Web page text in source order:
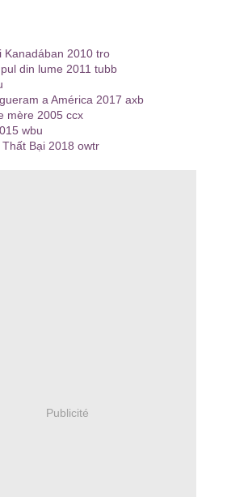
Kanadában 2010 tro
din lume 2011 tubb
a América 2017 axb
mère 2005 ccx
wbu
Bại 2018 owtr
Publicité